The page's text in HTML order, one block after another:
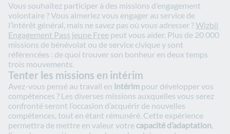
Vous souhaitez participer à des missions d’engagement
volontaire ? Vous aimeriez vous engager au service de
l’intérêt général, mais ne savez pas où vous adresser ?Wizbii
Engagement Pass jeune Free peut vous aider. Plus de 20 000
missions de bénévolat ou de service civique y sont
référencées : de quoi trouver son bonheur en deux temps
trois mouvements.
Tenter les missions en intérim
Avez-vous pensé au travail en intérim pour développer vos
compétences ? Les diverses missions auxquelles vous serez
confronté seront l’occasion d’acquérir de nouvelles
compétences, tout en étant rémunéré. Cette expérience
permettra de mettre en valeur votre capacité d’adaptation,